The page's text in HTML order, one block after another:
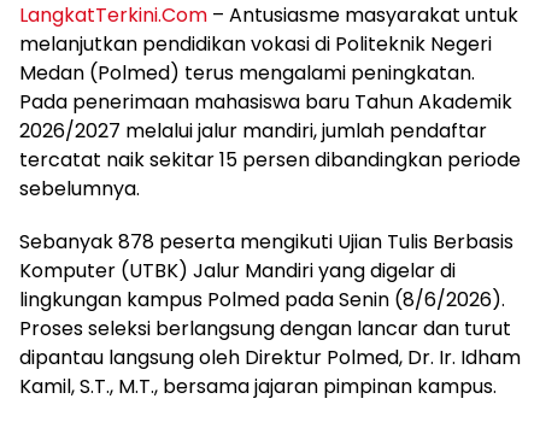
LangkatTerkini.Com – Antusiasme masyarakat untuk
melanjutkan pendidikan vokasi di Politeknik Negeri
Medan (Polmed) terus mengalami peningkatan.
Pada penerimaan mahasiswa baru Tahun Akademik
2026/2027 melalui jalur mandiri, jumlah pendaftar
tercatat naik sekitar 15 persen dibandingkan periode
sebelumnya.
Sebanyak 878 peserta mengikuti Ujian Tulis Berbasis
Komputer (UTBK) Jalur Mandiri yang digelar di
lingkungan kampus Polmed pada Senin (8/6/2026).
Proses seleksi berlangsung dengan lancar dan turut
dipantau langsung oleh Direktur Polmed, Dr. Ir. Idham
Kamil, S.T., M.T., bersama jajaran pimpinan kampus.